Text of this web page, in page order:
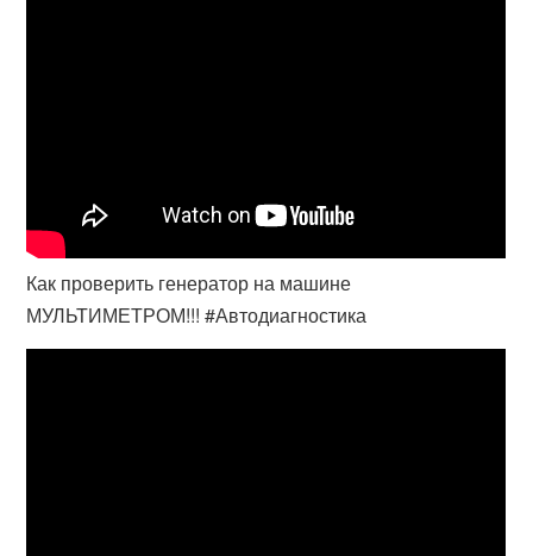
Как проверить генератор на машине
МУЛЬТИМЕТРОМ!!! #Автодиагностика